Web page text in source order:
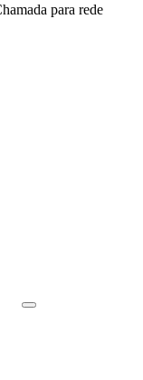
para rede